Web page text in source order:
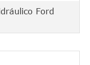
Ford